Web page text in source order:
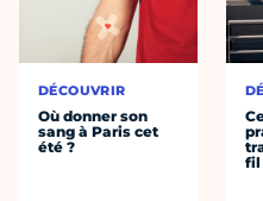
DÉCOUVRIR
Où donner son
sang à Paris cet
été ?
fil